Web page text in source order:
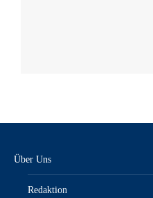
Über Uns
Redaktion